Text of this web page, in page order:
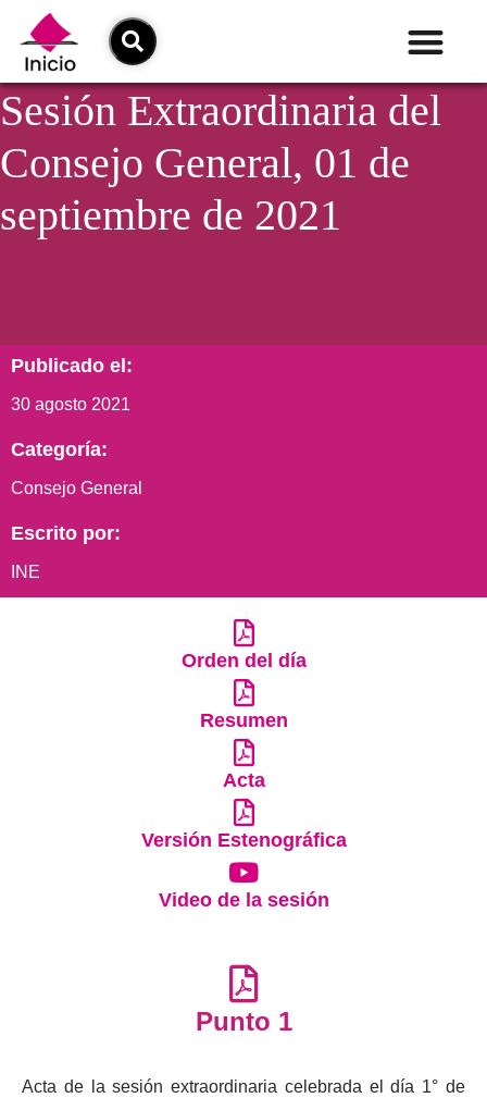
Sesión Extraordinaria del
Consejo General, 01 de
septiembre de 2021
Publicado el:
30 agosto 2021
Categoría:
Consejo General
Escrito por:
INE
Orden del día
Resumen
Acta
Versión Estenográfica
Video de la sesión
Punto 1
Acta de la sesión extraordinaria celebrada el día 1° de